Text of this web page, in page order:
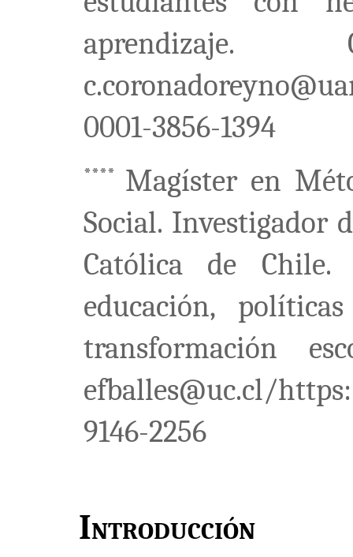
aprendizaje.
0001-3856-1394
**** Magíster en
Social. Investigador
Católica de Chile.
educación,
transformación
efballes@uc.cl/
9146-2256
Introducción